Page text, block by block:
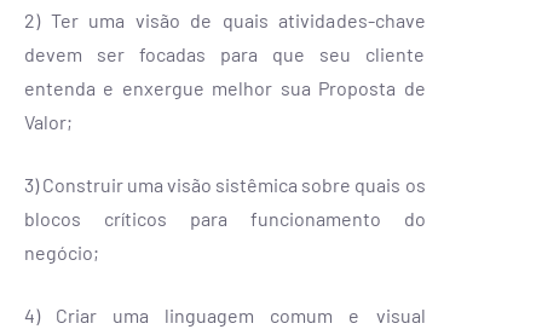
2) Ter uma visão de quais atividades-chave
devem ser focadas para que seu cliente
entenda e enxergue melhor sua Proposta de
Valor;
3) Construir uma visão sistêmica sobre quais os
blocos críticos para funcionamento do
negócio;
4) Criar uma linguagem comum e visual